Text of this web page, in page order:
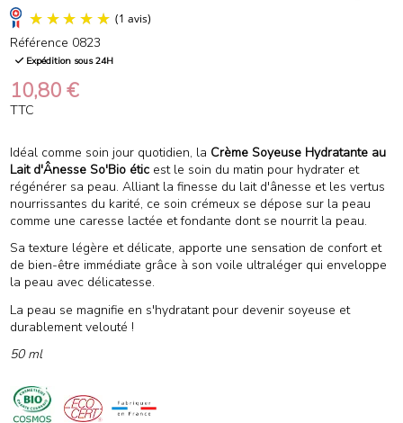
(1 avis)
Référence 0823
Expédition sous 24H
10,80 €
TTC
Idéal comme soin jour quotidien, la Crème Soyeuse Hydratante au
Lait d'Ânesse So'Bio éticest le soin du matin pour hydrater et
régénérer sa peau. Alliant la finesse du lait d'ânesse et les vertus
nourrissantes du karité, ce soin crémeux se dépose sur la peau
comme une caresse lactée et fondante dont se nourrit la peau.
Sa texture légère et délicate, apporte une sensation de confort et
de bien-être immédiate grâce à son voile ultraléger qui enveloppe
la peau avec délicatesse.
La peau se magnifie en s'hydratant pour devenir soyeuse et
durablement velouté !
50 ml